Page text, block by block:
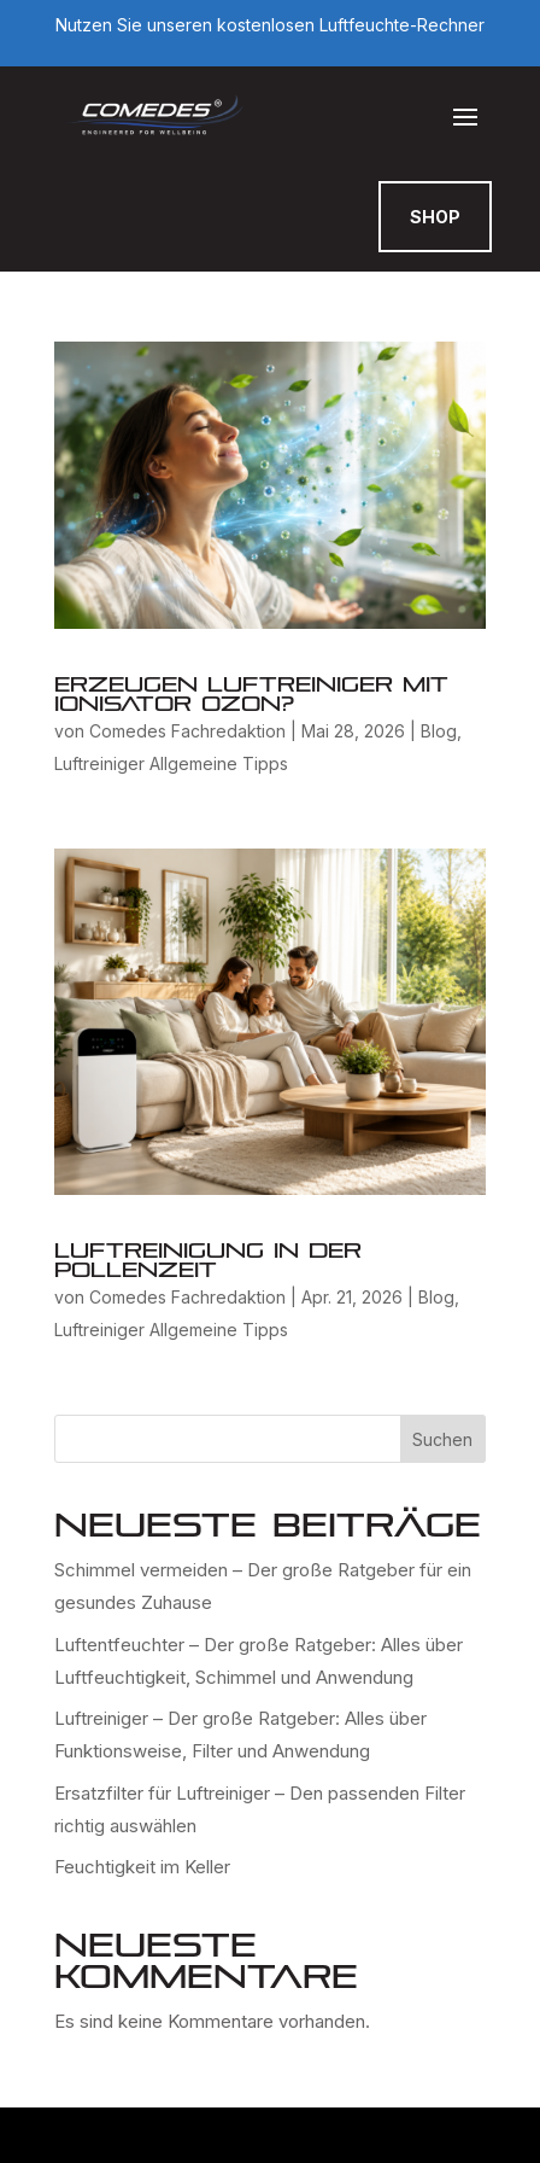
Nutzen Sie unseren kostenlosen Luftfeuchte-Rechner
SHOP
Erzeugen Luftreiniger mit
Ionisator Ozon?
von Comedes Fachredaktion Mai 28, 2026 Blog,
Luftreiniger Allgemeine Tipps
Luftreinigung in der
Pollenzeit
von Comedes Fachredaktion Apr. 21, 2026 Blog
Luftreiniger Allgemeine Tipps
Suchen
Neueste Beiträge
Schimmel vermeiden – Der große Ratgeber für ein
gesundes Zuhause
Luftentfeuchter – Der große Ratgeber: Alles über
Luftfeuchtigkeit, Schimmel und Anwendung
Luftreiniger – Der große Ratgeber: Alles über
Funktionsweise, Filter und Anwendung
Ersatzfilter für Luftreiniger – Den passenden Filter
richtig auswählen
Feuchtigkeit im Keller
Neueste
Kommentare
Es sind keine Kommentare vorhanden.